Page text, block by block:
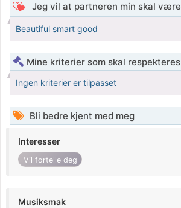
Jeg vil at partneren min skal være
Beautiful smart good
Mine kriterier som skal respekteres
Ingen kriterier er tilpasset
Bli bedre kjent med meg
Interesser
Vil fortelle deg
Musiksmak